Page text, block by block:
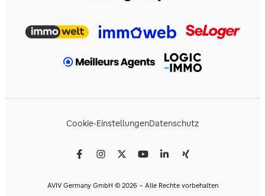
Cookie-EinstellungenDatenschutz
AVIV Germany GmbH © 2026 - Alle Rechte vorbehalten